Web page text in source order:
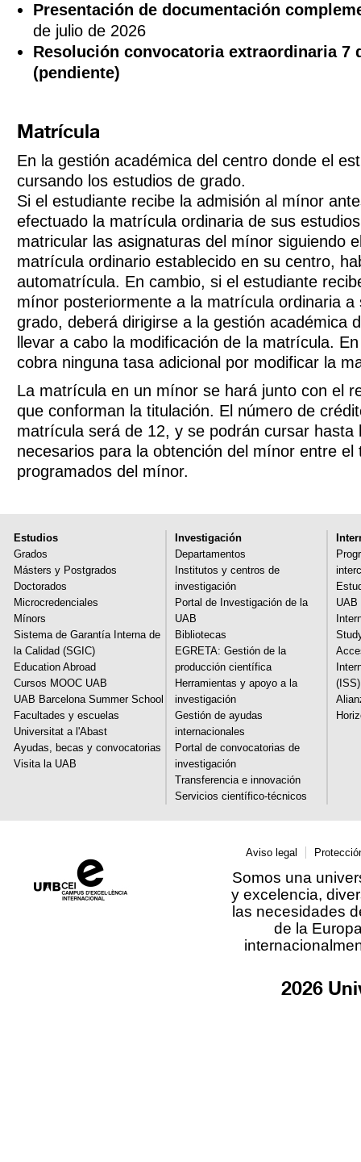
Presentación de documentación
de julio de 2026
Resolución convocatoria extraordinaria 7
(pendiente)
Matrícula
En la gestión académica del centro donde el
cursando los estudios de grado.
Si el estudiante recibe la admisión al mínor
efectuado la matrícula ordinaria de sus
matricular las asignaturas del mínor siguiendo
matrícula ordinario establecido en su centro,
automatrícula. En cambio, si el estudiante
mínor posteriormente a la matrícula ordinaria a
grado, deberá dirigirse a la gestión académica
llevar a cabo la modificación de la matrícula.
cobra ninguna tasa adicional por modificar la
La matrícula en un mínor se hará junto con el
que conforman la titulación. El número de
matrícula será de 12, y se podrán cursar hasta
necesarios para la obtención del mínor entre el
programados del mínor.
Estudios
Grados
Másters y Postgrados
Doctorados
Microcredenciales
Mínors
Sistema de Garantía Interna de
la Calidad (SGIC)
Education Abroad
Cursos MOOC UAB
UAB Barcelona Summer School
Facultades y escuelas
Universitat a l'Abast
Ayudas, becas y convocatorias
Visita la UAB
Investigación
Departamentos
Institutos y centros de
investigación
Portal de Investigación de la
UAB
Bibliotecas
EGRETA: Gestión de la
producción científica
Herramientas y apoyo a la
investigación
Gestión de ayudas
internacionales
Portal de convocatorias de
investigación
Transferencia e innovación
Servicios científico-técnicos
UAB
(ISS)
Aviso legal
Somos una
y excelencia,
las necesidades
de la
2026